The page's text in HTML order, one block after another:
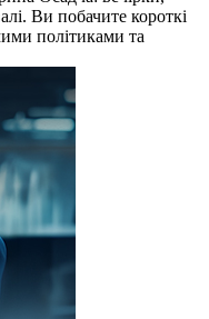
Ви побачите короткі
політиками та